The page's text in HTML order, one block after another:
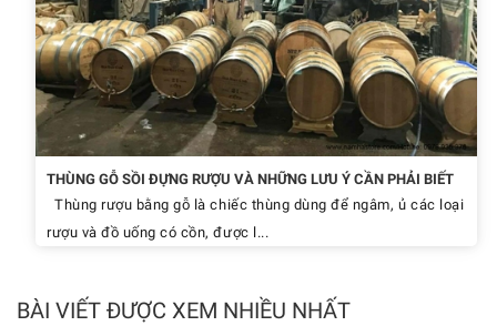
THÙNG GỖ SỒI ĐỰNG RƯỢU VÀ NHỮNG LƯU Ý CẦN PHẢI BIẾT
Thùng rượu bằng gỗ là chiếc thùng dùng để ngâm, ủ các loại
rượu và đồ uống có cồn, được l...
BÀI VIẾT ĐƯỢC XEM NHIỀU NHẤT